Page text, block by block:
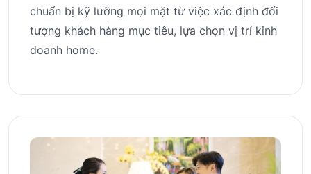
chuẩn bị kỹ lưỡng mọi mặt từ việc xác định đối
tượng khách hàng mục tiêu, lựa chọn vị trí kinh
doanh home.